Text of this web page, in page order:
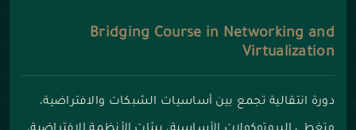
Bridging Course in Networking and
Virtualization
دورة انتقالية تجمع بين أساسيات الشبكات والافتراضية،